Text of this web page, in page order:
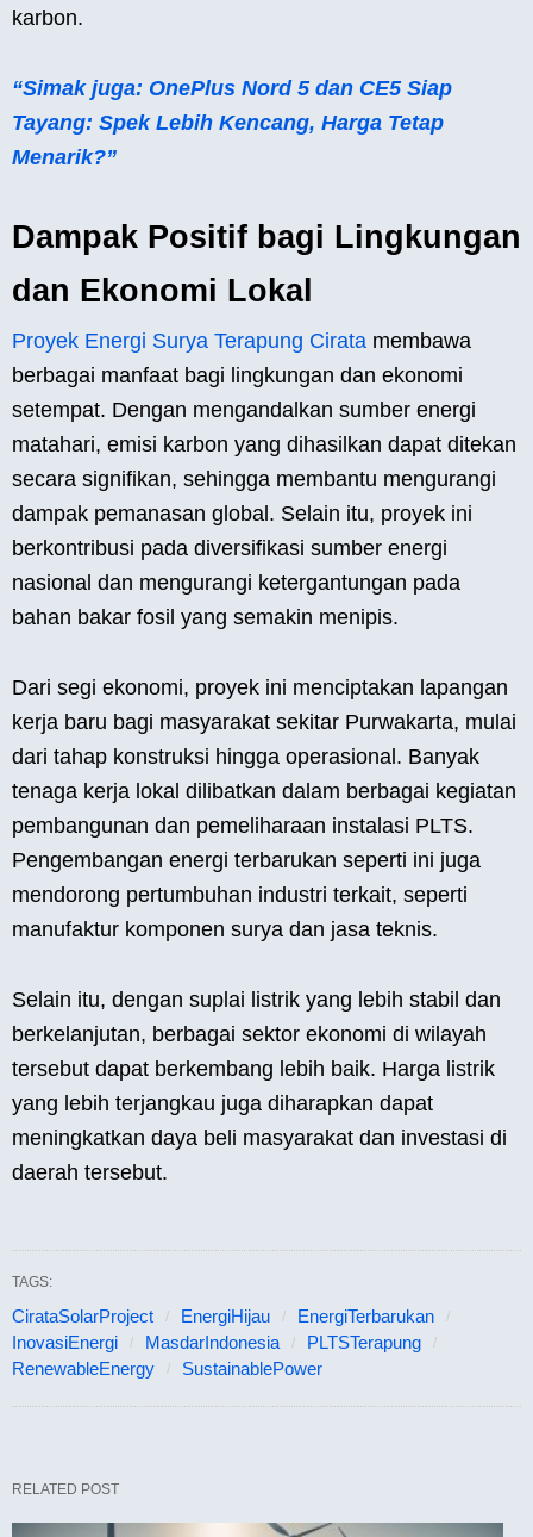
karbon.
“Simak juga: OnePlus Nord 5 dan CE5 Siap
Tayang: Spek Lebih Kencang, Harga Tetap
Menarik?”
Dampak Positif bagi Lingkungan
dan Ekonomi Lokal
Proyek Energi Surya Terapung Cirata membawa
berbagai manfaat bagi lingkungan dan ekonomi
setempat. Dengan mengandalkan sumber energi
matahari, emisi karbon yang dihasilkan dapat ditekan
secara signifikan, sehingga membantu mengurangi
dampak pemanasan global. Selain itu, proyek ini
berkontribusi pada diversifikasi sumber energi
nasional dan mengurangi ketergantungan pada
bahan bakar fosil yang semakin menipis.
Dari segi ekonomi, proyek ini menciptakan lapangan
kerja baru bagi masyarakat sekitar Purwakarta, mulai
dari tahap konstruksi hingga operasional. Banyak
tenaga kerja lokal dilibatkan dalam berbagai kegiatan
pembangunan dan pemeliharaan instalasi PLTS.
Pengembangan energi terbarukan seperti ini juga
mendorong pertumbuhan industri terkait, seperti
manufaktur komponen surya dan jasa teknis.
Selain itu, dengan suplai listrik yang lebih stabil dan
berkelanjutan, berbagai sektor ekonomi di wilayah
tersebut dapat berkembang lebih baik. Harga listrik
yang lebih terjangkau juga diharapkan dapat
meningkatkan daya beli masyarakat dan investasi di
daerah tersebut.
TAGS:
CirataSolarProject EnergiHijau
EnergiTerbarukan
InovasiEnergi
MasdarIndonesia
PLTSTerapung
RenewableEnergy
SustainablePower
RELATED POST